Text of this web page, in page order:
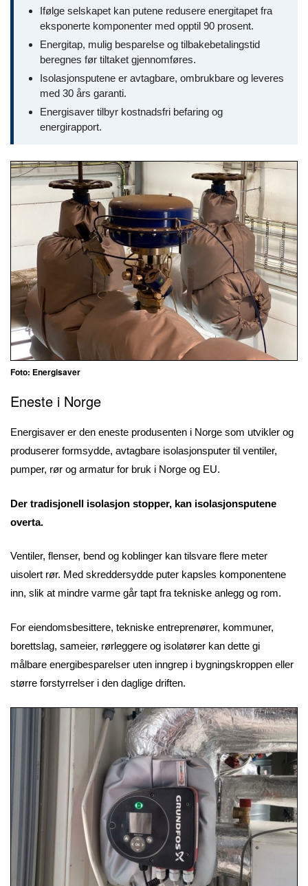
Ifølge selskapet kan putene redusere energitapet fra
eksponerte komponenter med opptil 90 prosent.
Energitap, mulig besparelse og tilbakebetalingstid
beregnes før tiltaket gjennomføres.
Isolasjonsputene er avtagbare, ombrukbare og leveres
med 30 års garanti.
Energisaver tilbyr kostnadsfri befaring og
energirapport.
Foto: Energisaver
Eneste i Norge
Energisaver er den eneste produsenten i Norge som utvikler og
produserer formsydde, avtagbare isolasjonsputer til ventiler,
pumper, rør og armatur for bruk i Norge og EU.
Der tradisjonell isolasjon stopper, kan isolasjonsputene
overta.
Ventiler, flenser, bend og koblinger kan tilsvare flere meter
uisolert rør. Med skreddersydde puter kapsles komponentene
inn, slik at mindre varme går tapt fra tekniske anlegg og rom.
For eiendomsbesittere, tekniske entreprenører, kommuner,
borettslag, sameier, rørleggere og isolatører kan dette gi
målbare energibesparelser uten inngrep i bygningskroppen eller
større forstyrrelser i den daglige driften.